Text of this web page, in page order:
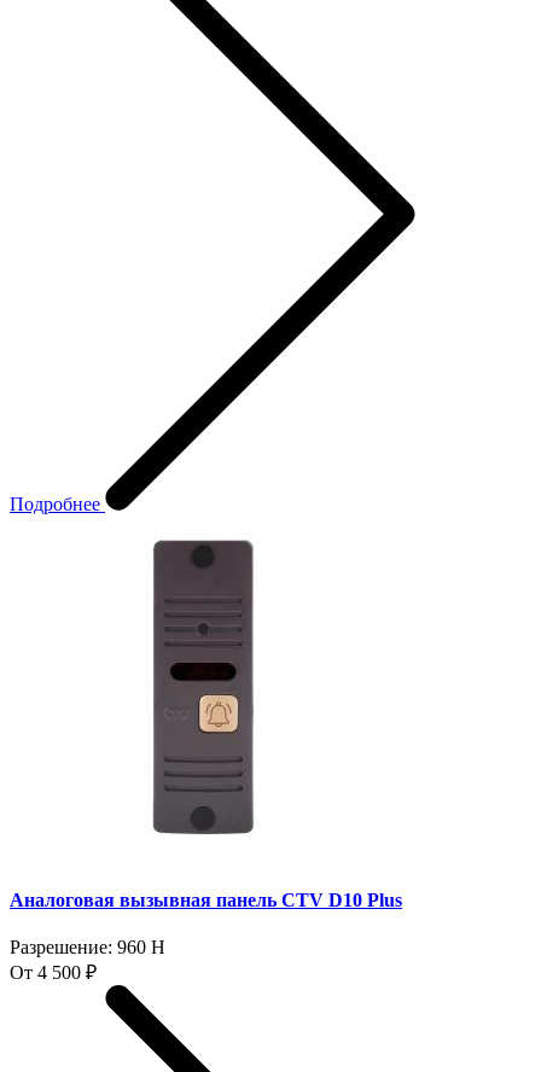
Подробнее
Аналоговая вызывная панель CTV D10 Plus
Разрешение: 960 H
От 4 500 ₽